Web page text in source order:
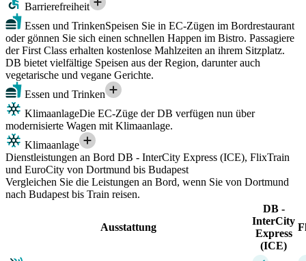
Barrierefreiheit
Essen und TrinkenSpeisen Sie in EC-Zügen im Bordrestaurant
oder gönnen Sie sich einen schnellen Happen im Bistro. Passagiere
der First Class erhalten kostenlose Mahlzeiten an ihrem Sitzplatz.
DB bietet vielfältige Speisen aus der Region, darunter auch
vegetarische und vegane Gerichte.
Essen und Trinken
KlimaanlageDie EC-Züge der DB verfügen nun über
modernisierte Wagen mit Klimaanlage.
Klimaanlage
Dienstleistungen an Bord DB - InterCity Express (ICE), FlixTrain
und EuroCity von Dortmund bis Budapest
Vergleichen Sie die Leistungen an Bord, wenn Sie von Dortmund
nach Budapest bis Train reisen.
Ausstattung
DB -
InterCity
Express
(ICE)